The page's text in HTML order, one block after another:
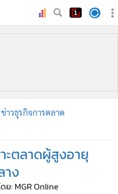
ข่าวธุรกิจการตลาด
ะตลาดผู้สูงอายุ
ง
ดย: MGR Online